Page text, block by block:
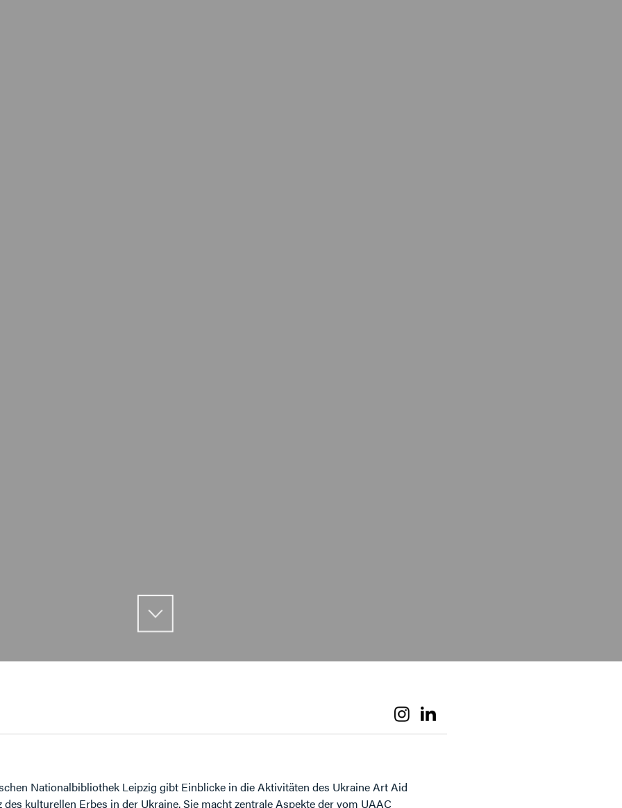
Nationalbibliothek Leipzig gibt Einblicke in die Aktivitäten des Ukraine Art Aid
kulturellen Erbes in der Ukraine. Sie macht zentrale Aspekte der vom UAAC